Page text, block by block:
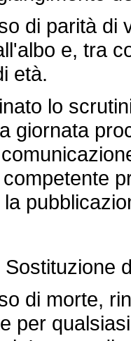
di parità di
e, tra
età.
lo
giornata
Sostituzione
di morte,
per